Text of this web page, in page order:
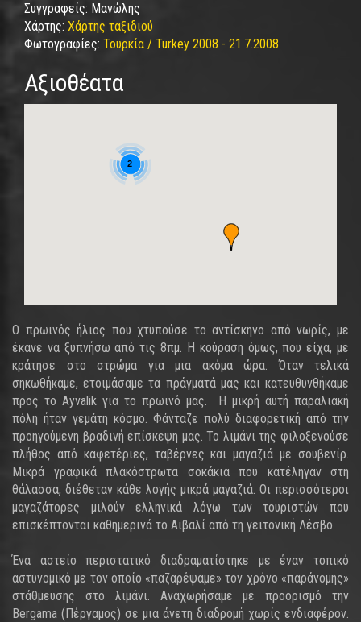
Συγγραφείς: Μανώλης
Χάρτης: Χάρτης ταξιδιού
Φωτογραφίες: Τουρκία / Turkey 2008 - 21.7.2008
Αξιοθέατα
2
Ο πρωινός ήλιος που χτυπούσε το αντίσκηνο από νωρίς, με
έκανε να ξυπνήσω από τις 8πμ. Η κούραση όμως, που είχα, με
κράτησε στο στρώμα για μια ακόμα ώρα. Όταν τελικά
σηκωθήκαμε, ετοιμάσαμε τα πράγματά μας και κατευθυνθήκαμε
προς το Ayvalik για το πρωινό μας. Η μικρή αυτή παραλιακή
πόλη ήταν γεμάτη κόσμο. Φάνταζε πολύ διαφορετική από την
προηγούμενη βραδινή επίσκεψη μας. Το λιμάνι της φιλοξενούσε
πλήθος από καφετέριες, ταβέρνες και μαγαζιά με σουβενίρ.
Μικρά γραφικά πλακόστρωτα σοκάκια που κατέληγαν στη
θάλασσα, διέθεταν κάθε λογής μικρά μαγαζιά. Οι περισσότεροι
μαγαζάτορες μιλούν ελληνικά λόγω των τουριστών που
επισκέπτονται καθημερινά το Αιβαλί από τη γειτονική Λέσβο.
Ένα αστείο περιστατικό διαδραματίστηκε με έναν τοπικό
αστυνομικό με τον οποίο «παζαρέψαμε» τον χρόνο «παράνομης»
στάθμευσης στο λιμάνι. Αναχωρήσαμε με προορισμό την
Bergama (Πέργαμος) σε μια άνετη διαδρομή χωρίς ενδιαφέρον.